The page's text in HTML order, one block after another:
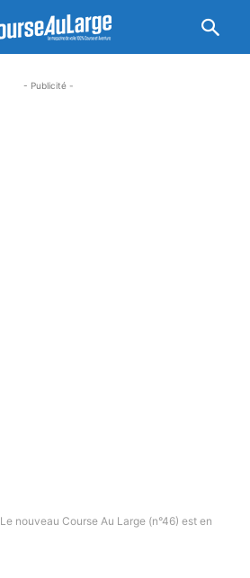
- Publicité -
Le nouveau Course Au Large (n°46) est en